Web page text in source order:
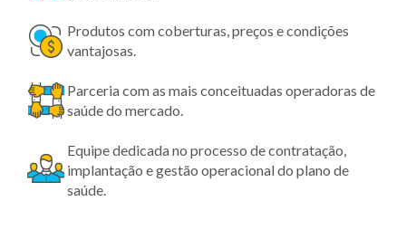
Produtos com coberturas, preços e condições
vantajosas.
Parceria com as mais conceituadas operadoras de
saúde do mercado.
Equipe dedicada no processo de contratação,
implantação e gestão operacional do plano de
saúde.